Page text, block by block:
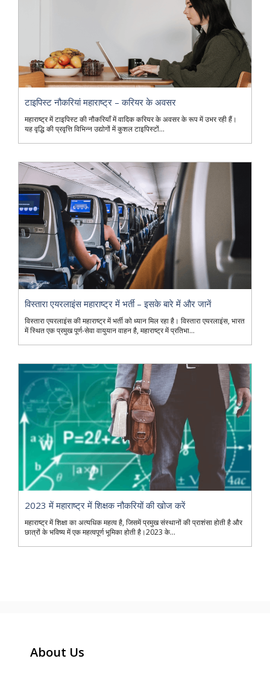
टाइपिस्ट नौकरियां महाराष्ट्र – करियर के अवसर
महाराष्ट्र में टाइपिस्ट की नौकरियाँ में वादिक करियर के अवसर के रूप में उभर रही हैं।
यह वृद्धि की प्रवृत्ति विभिन्न उद्योगों में कुशल टाइपिस्टों...
विस्तारा एयरलाइंस महाराष्ट्र में भर्ती – इसके बारे में और जानें
विस्तारा एयरलाइंस की महाराष्ट्र में भर्ती को ध्यान मिल रहा है। विस्तारा एयरलाइंस, भारत
में स्थित एक प्रमुख पूर्ण-सेवा वायुयान वाहन है, महाराष्ट्र में प्रतिभा...
2023 में महाराष्ट्र में शिक्षक नौकरियों की खोज करें
महाराष्ट्र में शिक्षा का अत्यधिक महत्व है, जिसमें प्रमुख संस्थानों की प्राशंसा होती है और
छात्रों के भविष्य में एक महत्वपूर्ण भूमिका होती है।2023 के...
About Us